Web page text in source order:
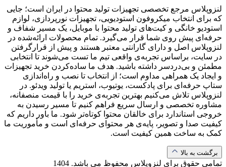
لنزوپلاس مرجع تخصصی تجهیزات تولید محتوا در ایران است؛ جایی
که برای انتخاب میکروفون استودیویی، تجهیزات نورپردازی، لوازم
استودیو خانگی و کیت‌های تولید محتوا با موبایل، یک مسیر شفاف و
حرفه‌ای پیش روی شما قرار می‌گیرد. تمام محصولات ارائه‌شده در
لنزوپلاس اصل و دارای گارانتی معتبر هستند و پیش از قرارگرفتن
در سایت، براساس تجربه‌ی واقعی تیم ما تست می‌شوند تا انتخابی
مطمئن و بی‌دردسر داشته باشید. هدف ما ساده‌کردن خرید تجهیزات
و ایجاد یک همراهی مداوم است؛ از انتخاب تا نصب و راه‌اندازی
ستاپ حرفه‌ای برای پادکست، یوتیوب، استریم یا تولید ویدئو. در
لنزوپلاس تلاش می‌کنیم بهترین تجربه‌ی خرید را با قیمت منصفانه،
مشاوره تخصصی و ارسال سریع فراهم کنیم تا مسیر رسیدن به
خروجی استاندارد برای خالقان محتوا کوتاه‌تر شود. ما باور داریم که
کیفیت صدا و تصویر، پایه‌ی هر محتوای حرفه‌ای است و مأموریت ما
کمک به ساخت همین کیفیت است.
برگشت به بالا
تمامی حقوق برای لنزوپلاس محفوظ می باشد. 1404